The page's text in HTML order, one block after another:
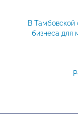
В Тамбовской
бизнеса для